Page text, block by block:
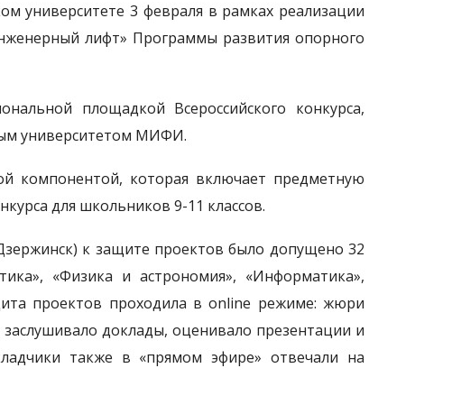
университете 3 февраля в рамках реализации
лифт» Программы развития опорного
площадкой Всероссийского конкурса,
университетом МИФИ.
компонентой, которая включает предметную
для школьников 9-11 классов.
к защите проектов было допущено 32
«Физика и астрономия», «Информатика»,
проектов проходила в online режиме: жюри
доклады, оценивало презентации и
также в «прямом эфире» отвечали на